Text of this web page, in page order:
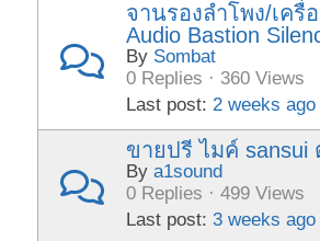
จานรองลำโพง/เครื่อ
Audio Bastion
By Sombat
0 Replies · 360 Views
Last post:2 weeks ago
ขายปรี ไมค์ sansui
Bya1sound
0 Replies · 499 Views
Last post:3 weeks ago